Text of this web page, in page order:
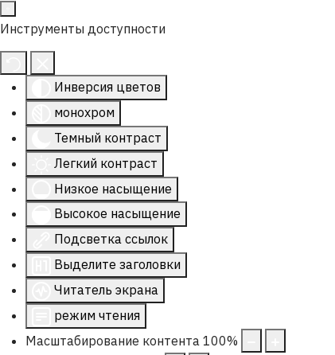
Инструменты доступности
Инверсия цветов
монохром
Темный контраст
Легкий контраст
Низкое насыщение
Высокое насыщение
Подсветка ссылок
Выделите заголовки
Читатель экрана
режим чтения
Масштабирование контента 100%